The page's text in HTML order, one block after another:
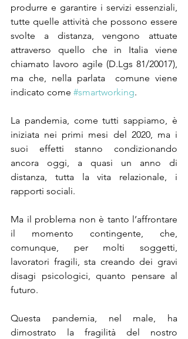
produrre e garantire i servizi essenziali,
tutte quelle attività che possono essere
svolte a distanza, vengono attuate
attraverso quello che in Italia viene
chiamato lavoro agile (D.Lgs 81/20017),
ma che, nella parlata  comune viene
indicato come #smartworking.
La pandemia, come tutti sappiamo, è
iniziata nei primi mesi del 2020, ma i
suoi effetti stanno condizionando
ancora oggi, a quasi un anno di
distanza, tutta la vita relazionale, i
rapporti sociali.
Ma il problema non è tanto l’affrontare
il momento contingente, che,
comunque, per molti soggetti,
lavoratori fragili, sta creando dei gravi
disagi psicologici, quanto pensare al
futuro.
Questa pandemia, nel male, ha
dimostrato la fragilità del nostro